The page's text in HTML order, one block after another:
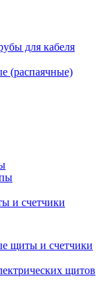
для кабеля
(распаячные)
и счетчики
щиты и счетчики
щитов